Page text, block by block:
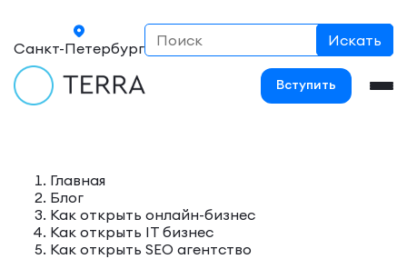
Санкт-Петербург
Вступить
Главная
Блог
Как открыть онлайн-бизнес
Как открыть IT бизнес
Как открыть SEO агентство